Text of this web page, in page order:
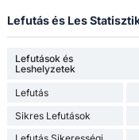
Lefutás és Les
Lefutások és
Leshelyzetek
Lefutás
Sikres Lefutások